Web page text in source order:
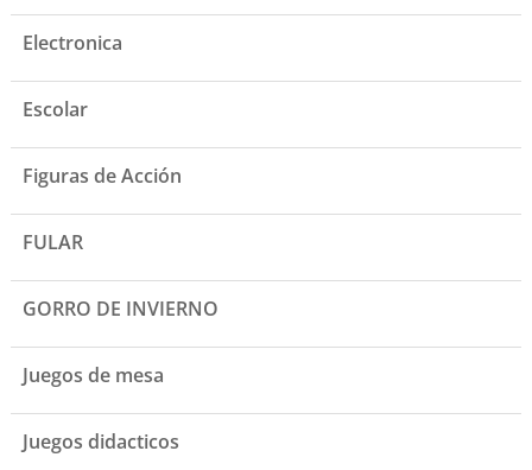
Electronica
Escolar
Figuras de Acción
FULAR
GORRO DE INVIERNO
Juegos de mesa
Juegos didacticos